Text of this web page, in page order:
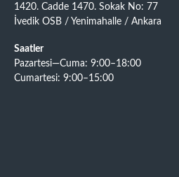
1420. Cadde 1470. Sokak No: 77
İvedik OSB / Yenimahalle / Ankara
Saatler
Pazartesi—Cuma: 9:00–18:00
Cumartesi: 9:00–15:00